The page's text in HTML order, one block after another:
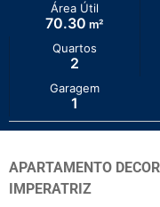
Área Útil
70.30 m²
Quartos
2
Garagem
1
APARTAMENTO
IMPERATRIZ